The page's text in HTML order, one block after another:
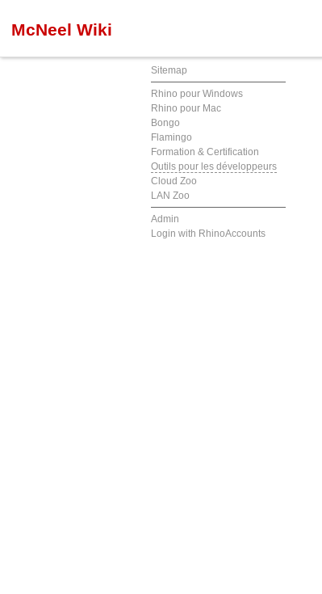
McNeel Wiki
Sitemap
Rhino pour Windows
Rhino pour Mac
Bongo
Flamingo
Formation & Certification
Outils pour les développeurs
Cloud Zoo
LAN Zoo
Admin
Login with RhinoAccounts